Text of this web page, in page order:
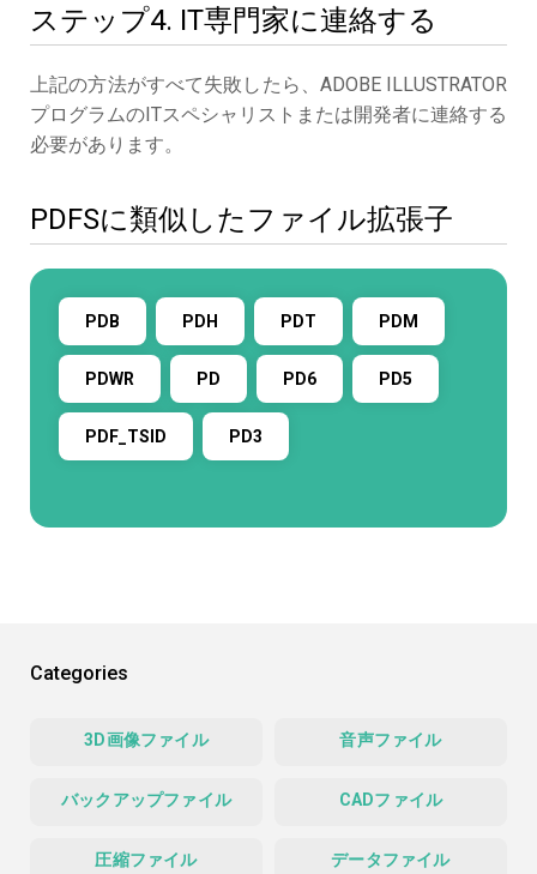
ステップ4. IT専門家に連絡する
上記の方法がすべて失敗したら、ADOBE ILLUSTRATOR
プログラムのITスペシャリストまたは開発者に連絡する
必要があります。
PDFSに類似したファイル拡張子
PDB PDH PDT PDM
PDWR PD PD6 PD5
PDF_TSID PD3
Categories
3D画像ファイル 音声ファイル
バックアップファイル CADファイル
圧縮ファイル データファイル